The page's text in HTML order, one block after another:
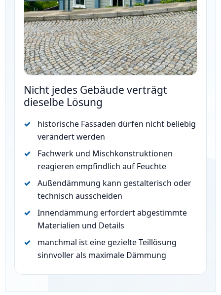
Nicht jedes Gebäude verträgt
dieselbe Lösung
historische Fassaden dürfen nicht beliebig
verändert werden
Fachwerk und Mischkonstruktionen
reagieren empfindlich auf Feuchte
Außendämmung kann gestalterisch oder
technisch ausscheiden
Innendämmung erfordert abgestimmte
Materialien und Details
manchmal ist eine gezielte Teillösung
sinnvoller als maximale Dämmung